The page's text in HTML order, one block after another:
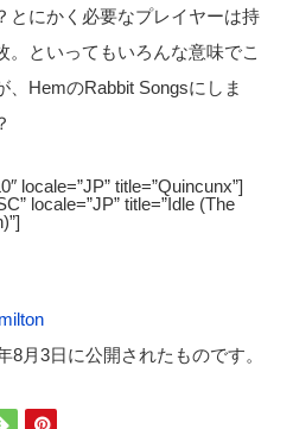
とにかく必要なプレイヤーは持
。といってもいろんな意味でこ
HemのRabbit Songsにしま
locale=”JP” title=”Quincunx”]
locale=”JP” title=”Idle (The
月3日に公開されたものです。